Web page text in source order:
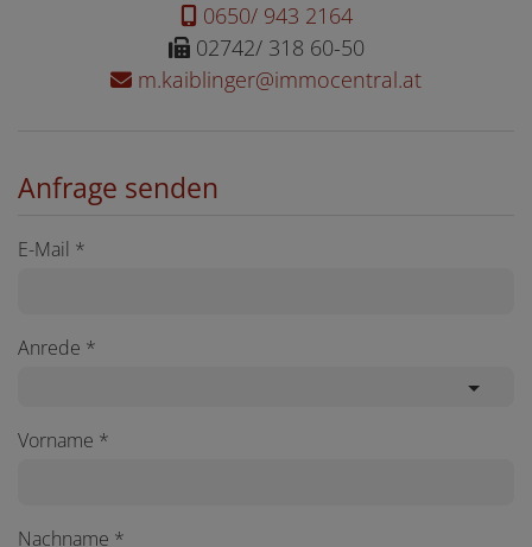
0650/ 943 2164
02742/ 318 60-50
m.kaiblinger@immocentral.at
Anfrage senden
E-Mail
Anrede
Vorname
Nachname